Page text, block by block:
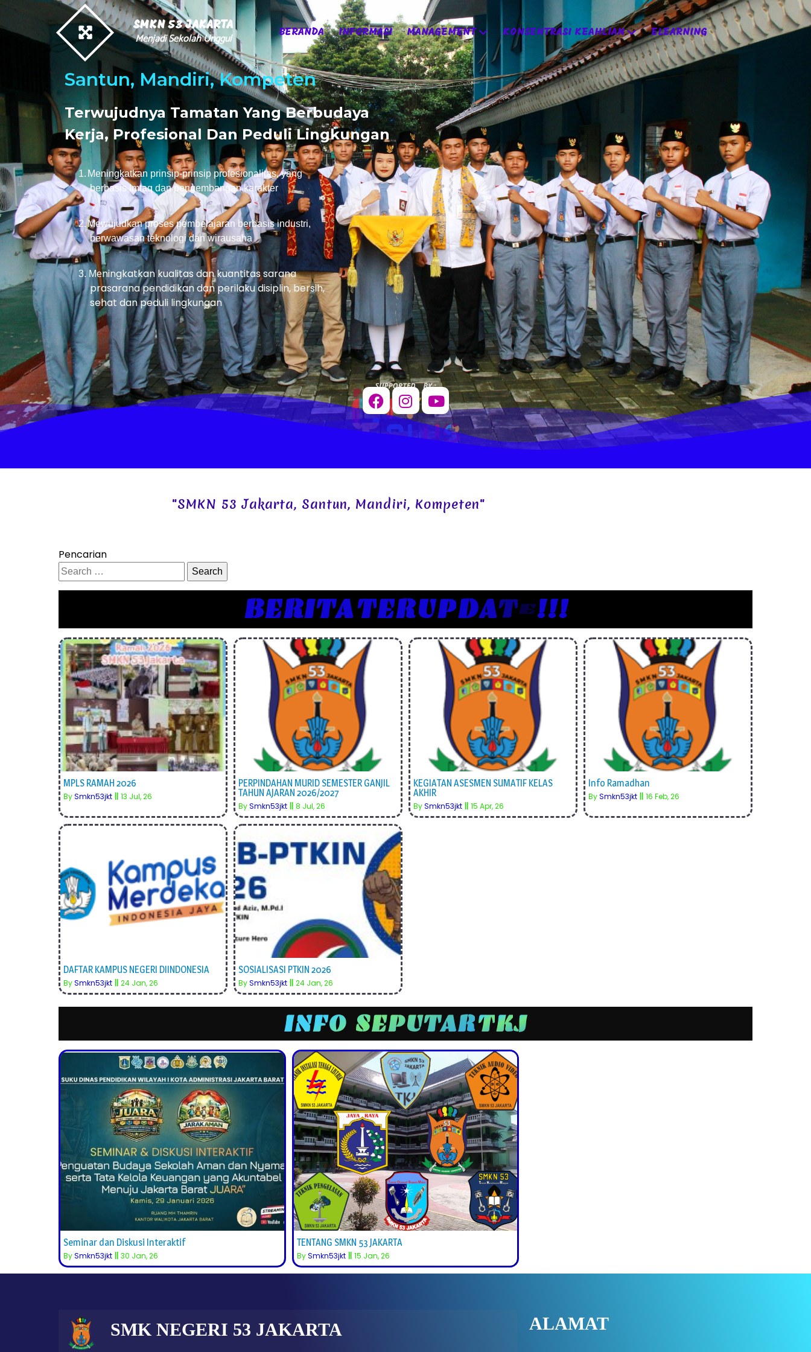
SMKN 53 JAKARTA
Menjadi Sekolah Unggul BERANDA INFORMASI MANAGEMENT KONSENTRASI KEAHLIAN ELEARNING
Santun, Mandiri, Kompeten
Terwujudnya Tamatan Yang Berbudaya
Kerja, Profesional Dan Peduli Lingkungan
1. Meningkatkan prinsip-prinsip profesionalitas, yang
berbasis Imtaq dan pengembangan karakter
2.Mewujudkan proses pembelajaran berbasis industri,
berwawasan teknologi dan wirausaha
3. Meningkatkan kualitas dan kuantitas sarana
prasarana pendidikan dan perilaku disiplin, bersih,
sehat dan peduli lingkungan
"SMKN 53 Jakarta, Santun, Mandiri, Kompeten"
Pencarian
Search
for:
BERITATERUPDATE!!!
MPLS RAMAH 2026
BySmkn53jkt 13 Jul, 26
PERPINDAHAN MURID SEMESTER GANJIL
TAHUN AJARAN 2026/2027
BySmkn53jkt 8 Jul, 26
KEGIATAN ASESMEN SUMATIF KELAS
AKHIR
BySmkn53jkt 15 Apr, 26
Info Ramadhan
BySmkn53jkt 16 Feb, 26
DAFTAR KAMPUS NEGERI DIINDONESIA
BySmkn53jkt 24 Jan, 26
SOSIALISASI PTKIN 2026
BySmkn53jkt 24 Jan, 26
INFO SEPUTARTKR
Seminar dan Diskusi Interaktif
BySmkn53jkt 30 Jan, 26
TENTANG SMKN 53 JAKARTA
BySmkn53jkt 15 Jan, 26
SMK NEGERI 53 JAKARTA ALAMAT